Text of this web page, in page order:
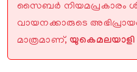
സൈബർ നിയമപ്രകാരം
വായനക്കാരുടെ
മാത്രമാണ്, യുകെമലയാളി